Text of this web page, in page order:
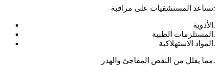
تساعد المستشفيات على مراقبة:
الأدوية.
المستلزمات الطبية.
المواد الاستهلاكية.
مما يقلل من النقص المفاجئ والهدر.